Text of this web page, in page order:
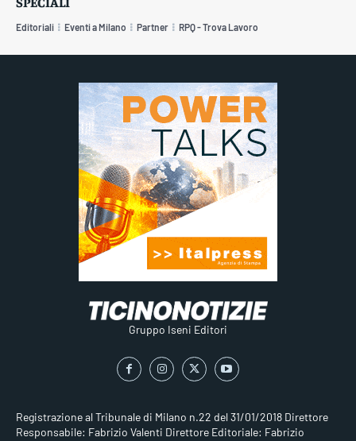
Editoriali Eventi a Milano Partner RPQ - Trova Lavoro
Gruppo Iseni Editori
Registrazione al Tribunale di Milano n.22 del 31/01/2018 Direttore
Responsabile: Fabrizio Valenti Direttore Editoriale: Fabrizio